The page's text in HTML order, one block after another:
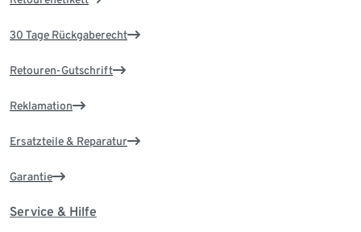
30 Tage Rückgaberecht
Retouren-Gutschrift
Reklamation
Ersatzteile & Reparatur
Garantie
Service & Hilfe